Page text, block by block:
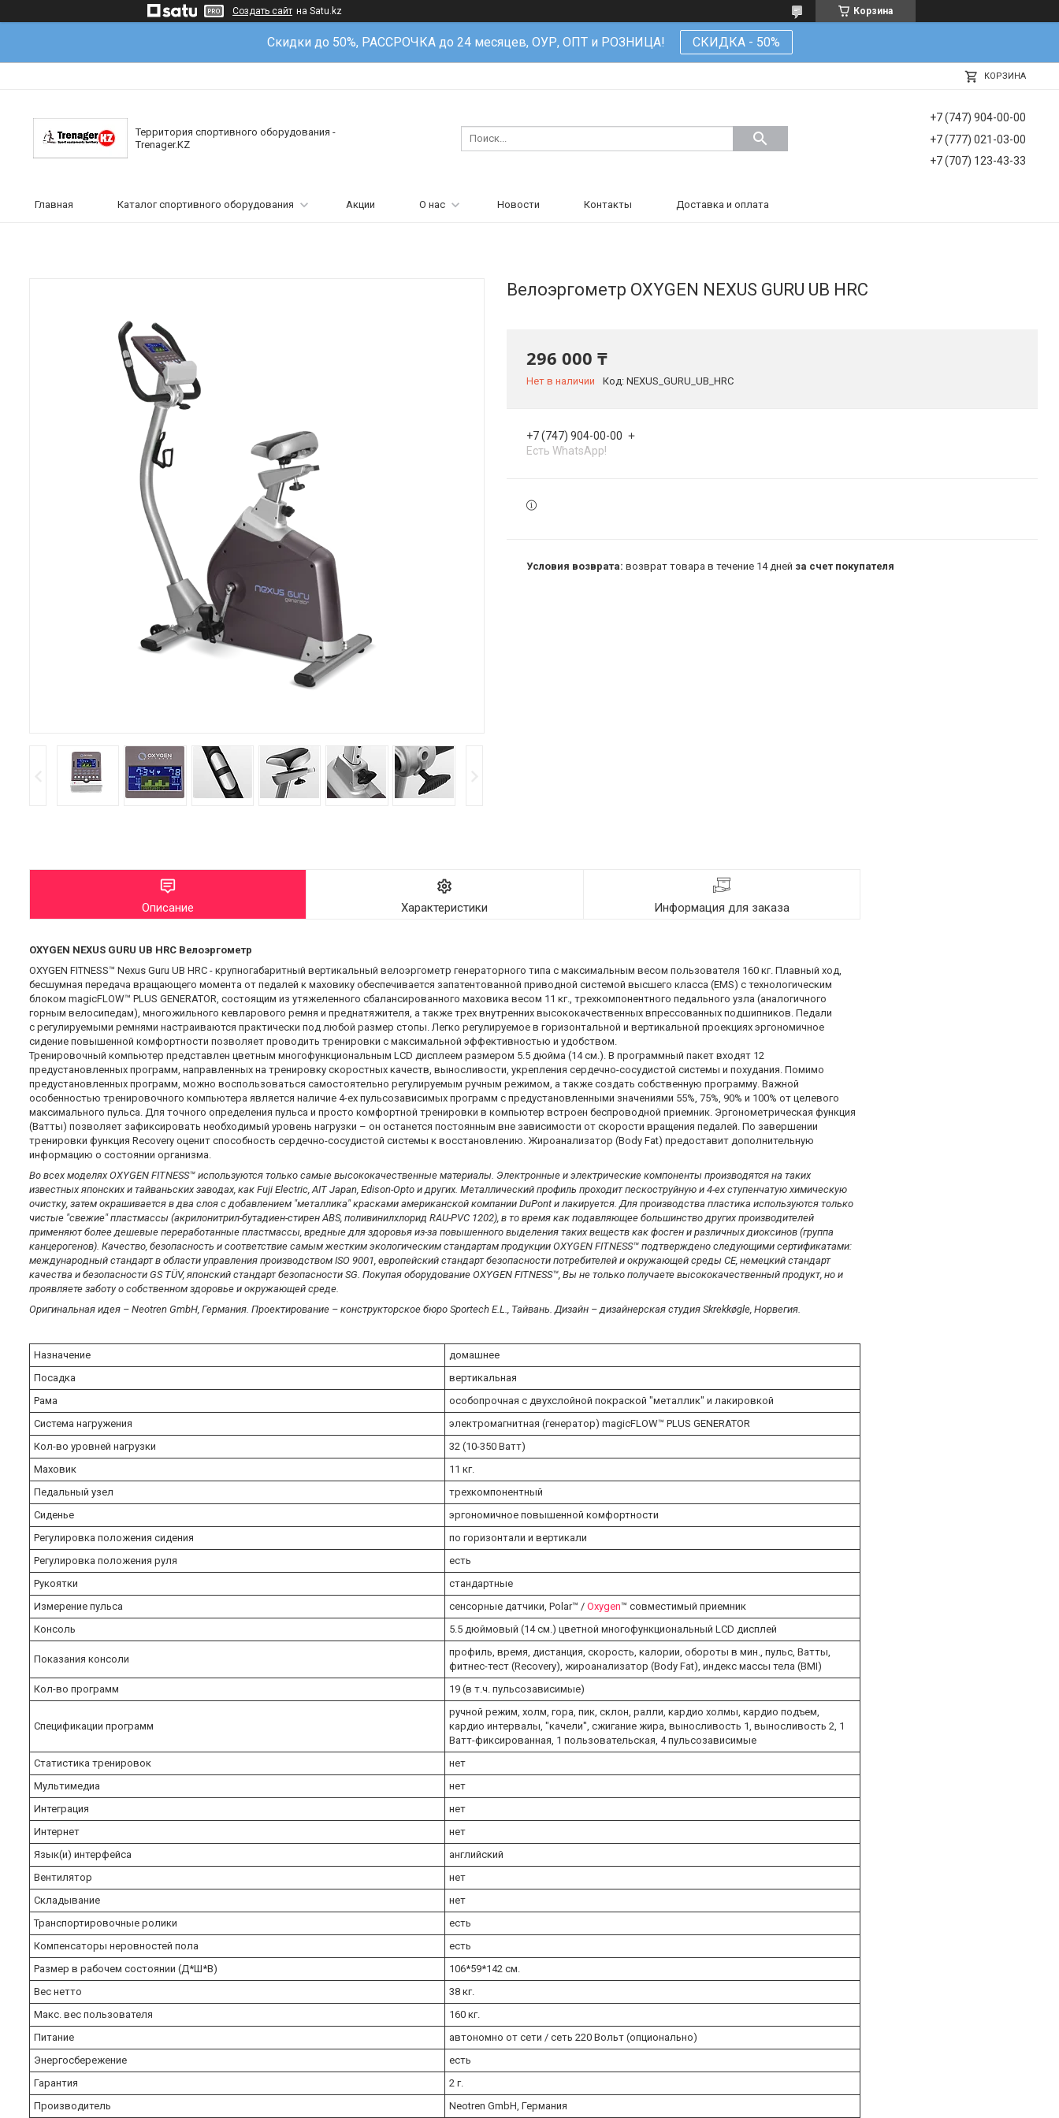
Создать сайт на Satu.kz Корзина
Скидки до 50%, РАССРОЧКА до 24 месяцев, ОУР, ОПТ и РОЗНИЦА! СКИДКА - 50%
КОРЗИНА
Территория спортивного оборудования -
Trenager.KZ
+7 (747) 904-00-00
+7 (777) 021-03-00
+7 (707) 123-43-33
Главная Каталог спортивного оборудования Акции О нас Новости Контакты Доставка и оплата
Велоэргометр OXYGEN NEXUS GURU UB HRC
296 000 ₸
Нет в наличии Код: NEXUS_GURU_UB_HRC
+7 (747) 904-00-00
Есть WhatsApp!
возврат товара в течение 14 дней за счет покупателя
Описание Характеристики Информация для заказа
OXYGEN NEXUS GURU UB HRC Велоэргометр
OXYGEN FITNESS™ Nexus Guru UB HRC - крупногабаритный вертикальный велоэргометр генераторного типа с максимальным весом пользователя 160 кг. Плавный ход,
бесшумная передача вращающего момента от педалей к маховику обеспечивается запатентованной приводной системой высшего класса (EMS) с технологическим
блоком magicFLOW™ PLUS GENERATOR, состоящим из утяжеленного сбалансированного маховика весом 11 кг., трехкомпонентного педального узла (аналогичного
горным велосипедам), многожильного кевларового ремня и преднатяжителя, а также трех внутренних высококачественных впрессованных подшипников. Педали
с регулируемыми ремнями настраиваются практически под любой размер стопы. Легко регулируемое в горизонтальной и вертикальной проекциях эргономичное
сидение повышенной комфортности позволяет проводить тренировки с максимальной эффективностью и удобством.
Тренировочный компьютер представлен цветным многофункциональным LCD дисплеем размером 5.5 дюйма (14 см.). В программный пакет входят 12
предустановленных программ, направленных на тренировку скоростных качеств, выносливости, укрепления сердечно-сосудистой системы и похудания. Помимо
предустановленных программ, можно воспользоваться самостоятельно регулируемым ручным режимом, а также создать собственную программу. Важной
особенностью тренировочного компьютера является наличие 4-ех пульсозависимых программ с предустановленными значениями 55%, 75%, 90% и 100% от целевого
максимального пульса. Для точного определения пульса и просто комфортной тренировки в компьютер встроен беспроводной приемник. Эргонометрическая функция
(Ватты) позволяет зафиксировать необходимый уровень нагрузки – он останется постоянным вне зависимости от скорости вращения педалей. По завершении
тренировки функция Recovery оценит способность сердечно-сосудистой системы к восстановлению. Жироанализатор (Body Fat) предоставит дополнительную
информацию o состоянии организма.
Во всех моделях OXYGEN FITNESS™ используются только самые высококачественные материалы. Электронные и электрические компоненты производятся на таких
известных японских и тайваньских заводах, как Fuji Electric, AIT Japan, Edison-Opto и других. Металлический профиль проходит пескоструйную и 4-ех ступенчатую химическую
очистку, затем окрашивается в два слоя с добавлением "металлика" красками американской компании DuPont и лакируется. Для производства пластика используются только
чистые "свежие" пластмассы (акрилонитрил-бутадиен-стирен ABS, поливинилхлорид RAU-PVC 1202), в то время как подавляющее большинство других производителей
применяют более дешевые переработанные пластмассы, вредные для здоровья из-за повышенного выделения таких веществ как фосген и различных диоксинов (группа
канцерогенов). Качество, безопасность и соответствие самым жестким экологическим стандартам продукции OXYGEN FITNESS™ подтверждено следующими сертификатами:
международный стандарт в области управления производством ISO 9001, европейский стандарт безопасности потребителей и окружающей среды CE, немецкий стандарт
качества и безопасности GS TÜV, японский стандарт безопасности SG. Покупая оборудование OXYGEN FITNESS™, Вы не только получаете высококачественный продукт, но и
проявляете заботу о собственном здоровье и окружающей среде.
Оригинальная идея – Neotren GmbH, Германия. Проектирование – конструкторское бюро Sportech E.L., Тайвань. Дизайн – дизайнерская студия Skrekkøgle, Норвегия.
Назначение
домашнее
Посадка
вертикальная
Рама
особопрочная с двухслойной покраской "металлик" и лакировкой
Система нагружения
электромагнитная (генератор) magicFLOW™ PLUS GENERATOR
Кол-во уровней нагрузки
32 (10-350 Ватт)
Маховик
11 кг.
Педальный узел
трехкомпонентный
Сиденье
эргономичное повышенной комфортности
Регулировка положения сидения
по горизонтали и вертикали
Регулировка положения руля
есть
Рукоятки
стандартные
Измерение пульса
сенсорные датчики, Polar™ / Oxygen™ совместимый приемник
Консоль
5.5 дюймовый (14 см.) цветной многофункциональный LCD дисплей
Показания консоли
профиль, время, дистанция, скорость, калории, обороты в мин., пульс, Ватты,
фитнес-тест (Recovery), жироанализатор (Body Fat), индекс массы тела (BMI)
Кол-во программ
19 (в т.ч. пульсозависимые)
Спецификации программ
ручной режим, холм, гора, пик, склон, ралли, кардио холмы, кардио подъем,
кардио интервалы, "качели", сжигание жира, выносливость 1, выносливость 2, 1
Ватт-фиксированная, 1 пользовательская, 4 пульсозависимые
Статистика тренировок
нет
Мультимедиа
нет
Интеграция
нет
Интернет
нет
Язык(и) интерфейса
английский
Вентилятор
нет
Складывание
нет
Транспортировочные ролики
есть
Компенсаторы неровностей пола
есть
Размер в рабочем состоянии (Д*Ш*В)
106*59*142 см.
Вес нетто
38 кг.
Макс. вес пользователя
160 кг.
Питание
автономно от сети / сеть 220 Вольт (опционально)
Энергосбережение
есть
Гарантия
2 г.
Производитель
Neotren GmbH, Германия